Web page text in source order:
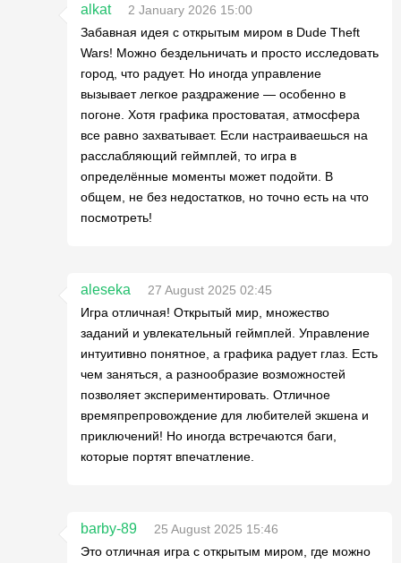
alkat
2 January 2026 15:00
Забавная идея с открытым миром в Dude Theft
Wars! Можно бездельничать и просто исследовать
город, что радует. Но иногда управление
вызывает легкое раздражение — особенно в
погоне. Хотя графика простоватая, атмосфера
все равно захватывает. Если настраиваешься на
расслабляющий геймплей, то игра в
определённые моменты может подойти. В
общем, не без недостатков, но точно есть на что
посмотреть!
aleseka
27 August 2025 02:45
Игра отличная! Открытый мир, множество
заданий и увлекательный геймплей. Управление
интуитивно понятное, а графика радует глаз. Есть
чем заняться, а разнообразие возможностей
позволяет экспериментировать. Отличное
времяпрепровождение для любителей экшена и
приключений! Но иногда встречаются баги,
которые портят впечатление.
barby-89
25 August 2025 15:46
Это отличная игра с открытым миром, где можно